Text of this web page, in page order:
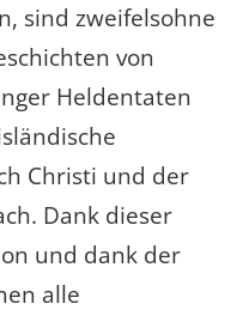
sind zweifelsohne
von
Heldentaten
Christi und der
Dank dieser
und dank der
alle